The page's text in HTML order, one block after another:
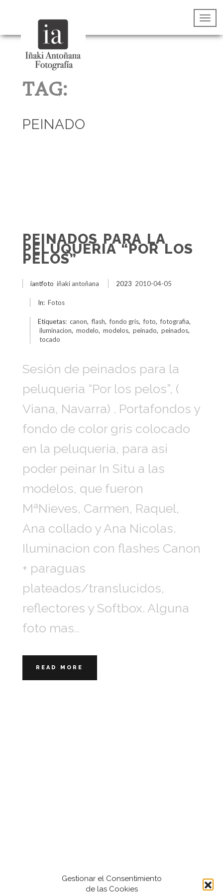
Gestionar el Consentimiento
de las Cookies
TAG:
PEINADO
PEINADOS PARA LA
PELUQUERIA “POR LOS
PELOS”
iantfoto iñaki antoñana 2023 2010-04-05
In: Fotos
Etiquetas: canon, flash, fondo gris, foto, fotografia,
iluminacion, modelo, modelos, peinado, peinados,
tocado
Sesión de peinados para la
peluqueria “Por los pelos”, (
Viana, Navarra) . Portafondos y
fondo de color gris colocado
en la peluqueria, para asi
poder peinar In Situ a las
modelos, que fueron
MªNieves, Carmen, Raquel,
Ana collado y Ana Nicolas.
Iluminacion con flashes Canon
+ paraguas
plateados/translucidos,
reflectores y Softbox. Alguna
foto mas..
READ MORE